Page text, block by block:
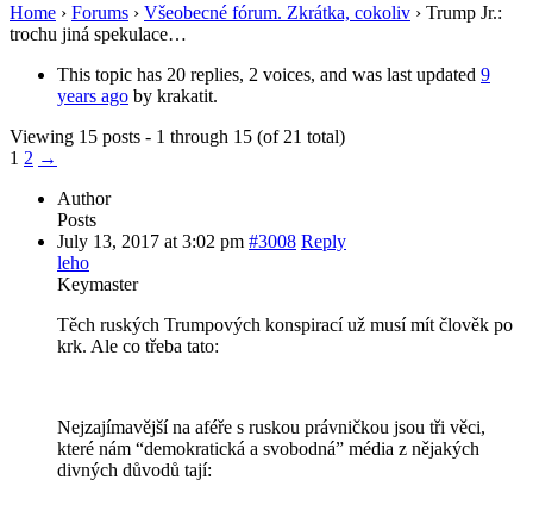
Home › Forums › Všeobecné fórum. Zkrátka, cokoliv › Trump Jr.:
trochu jiná spekulace…
This topic has 20 replies, 2 voices, and was last updated 9
years ago by krakatit.
Viewing 15 posts - 1 through 15 (of 21 total)
1 2 →
Author
Posts
July 13, 2017 at 3:02 pm #3008 Reply
leho
Keymaster
Těch ruských Trumpových konspirací už musí mít člověk po
krk. Ale co třeba tato:
Nejzajímavější na aféře s ruskou právničkou jsou tři věci,
které nám “demokratická a svobodná” média z nějakých
divných důvodů tají: